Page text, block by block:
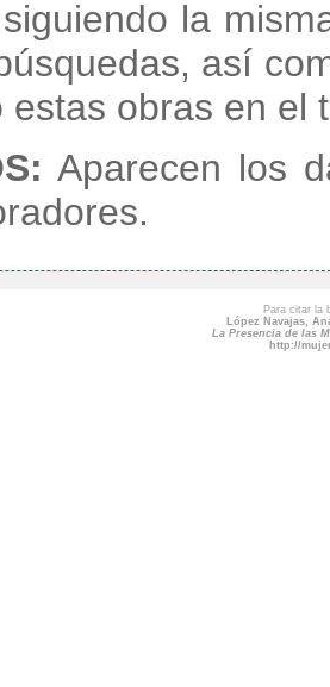
la
así
estas obras en el
Aparecen los
Para citar la
López Navajas,
La Presencia de las
http://